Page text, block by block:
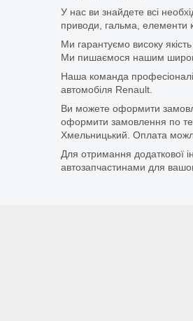
У нас ви знайдете всі
приводи, гальма, елементи
Ми гарантуємо високу
Ми пишаємося нашим
Наша команда
автомобіля Renault.
Ви можете оформити
оформити замовлення по
Хмельницький. Оплата
Для отримання додаткової
автозапчастинами для